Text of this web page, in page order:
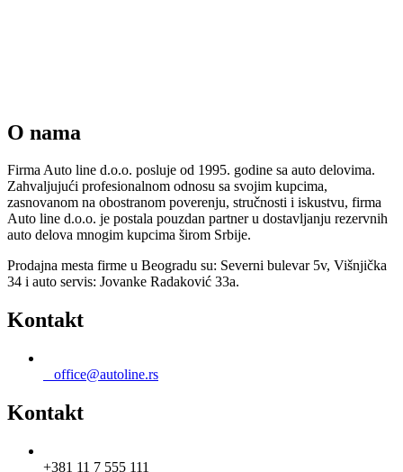
O nama
Firma Auto line d.o.o. posluje od 1995. godine sa auto delovima.
Zahvaljujući profesionalnom odnosu sa svojim kupcima,
zasnovanom na obostranom poverenju, stručnosti i iskustvu, firma
Auto line d.o.o. je postala pouzdan partner u dostavljanju rezervnih
auto delova mnogim kupcima širom Srbije.
Prodajna mesta firme u Beogradu su: Severni bulevar 5v, Višnjička
34 i auto servis: Jovanke Radaković 33a.
Kontakt
office@autoline.rs
Kontakt
+381 11 7 555 111